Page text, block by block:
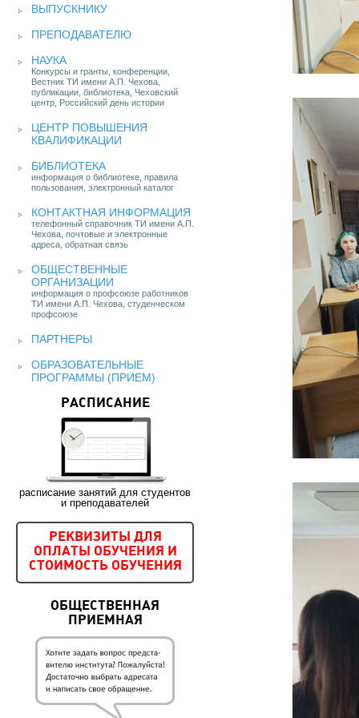
ВЫПУСКНИКУ
ПРЕПОДАВАТЕЛЮ
НАУКА
Конкурсы и гранты, конференции,
Вестник ТИ имени А.П. Чехова,
публикации, библиотека, Чеховский
центр, Российский день истории
ЦЕНТР ПОВЫШЕНИЯ
КВАЛИФИКАЦИИ
БИБЛИОТЕКА
информация о библиотеке, правила
пользования, электронный каталог
КОНТАКТНАЯ ИНФОРМАЦИЯ
телефонный справочник ТИ имени А.П.
Чехова, почтовые и электронные
адреса, обратная связь
ОБЩЕСТВЕННЫЕ
ОРГАНИЗАЦИИ
информация о профсоюзе работников
ТИ имени А.П. Чехова, студенческом
профсоюзе
ПАРТНЕРЫ
ОБРАЗОВАТЕЛЬНЫЕ
ПРОГРАММЫ (ПРИЕМ)
РАСПИСАНИЕ
расписание занятий для студентов
и преподавателей
РЕКВИЗИТЫ ДЛЯ
ОПЛАТЫ ОБУЧЕНИЯ И
СТОИМОСТЬ ОБУЧЕНИЯ
ОБЩЕСТВЕННАЯ
ПРИЕМНАЯ